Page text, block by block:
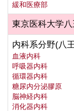
緩和医療部
東京医科大学
内科系分野(八
血液内科
呼吸器内科
循環器内科
糖尿内分泌膠原
脳神経内科
消化器内科